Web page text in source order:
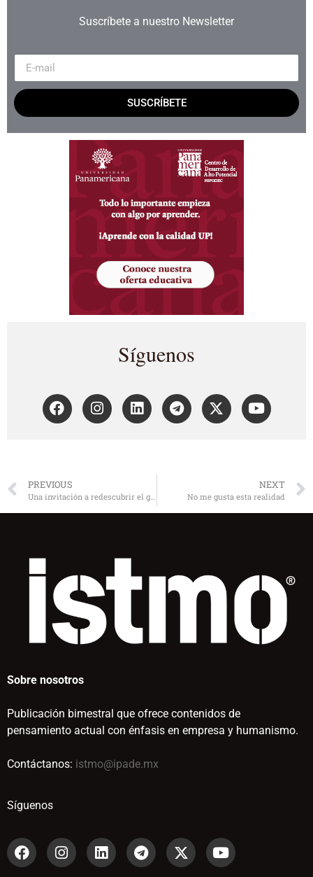
Suscríbete a nuestro Newsletter
SUSCRÍBETE
Síguenos
PREVIOUS NEXT
No me gusta esta realidad
Sobre nosotros
Publicación bimestral que ofrece contenidos de
pensamiento actual con énfasis en empresa y humanismo.
Contáctanos: istmo@ipade.mx
Síguenos